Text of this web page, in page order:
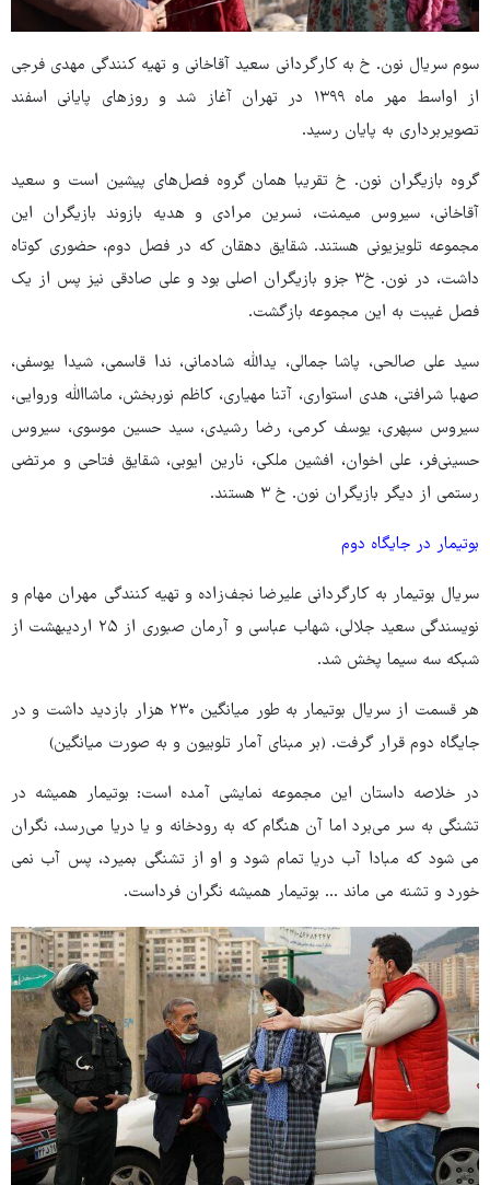
سوم سریال نون. خ به کارگردانی سعید آقاخانی و تهیه کنندگی مهدی فرجی
از اواسط مهر ماه ۱۳۹۹ در تهران آغاز شد و روزهای پایانی اسفند
تصویربرداری به پایان رسید.
گروه بازیگران نون. خ تقریبا همان گروه فصل‌های پیشین است و سعید
آقاخانی، سیروس میمنت، نسرین مرادی و هدیه بازوند بازیگران این
مجموعه تلویزیونی هستند. شقایق دهقان که در فصل دوم، حضوری کوتاه
داشت، در نون. خ۳ جزو بازیگران اصلی بود و علی صادقی نیز پس از یک
فصل غیبت به این مجموعه بازگشت.
سید علی صالحی، پاشا جمالی، یدالله شادمانی، ندا قاسمی، شیدا یوسفی،
صهبا شرافتی، هدی استواری، آتنا مهیاری، کاظم نوربخش، ماشاالله وروایی،
سیروس سپهری، یوسف کرمی، رضا رشیدی، سید حسین موسوی، سیروس
حسینی‌فر، علی اخوان، افشین ملکی، نارین ایوبی، شقایق فتاحی و مرتضی
رستمی از دیگر بازیگران نون. خ ۳ هستند.
بوتیمار در جایگاه دوم
سریال بوتیمار به کارگردانی علیرضا نجف‌زاده و تهیه کنندگی مهران مهام و
نویسندگی سعید جلالی، شهاب عباسی و آرمان صبوری از ۲۵ اردیبهشت از
شبکه سه سیما پخش شد.
هر قسمت از سریال بوتیمار به طور میانگین ۲۳۰ هزار بازدید داشت و در
جایگاه دوم قرار گرفت. (بر مبنای آمار تلوبیون و به صورت میانگین)
در خلاصه داستان این مجموعه نمایشی آمده است: بوتیمار همیشه در
تشنگی به سر می‌برد اما آن هنگام که به رودخانه و یا دریا می‌رسد، نگران
می شود که مبادا آب دریا تمام شود و او از تشنگی بمیرد، پس آب نمی
خورد و تشنه می ماند ... بوتیمار همیشه نگران فرداست.